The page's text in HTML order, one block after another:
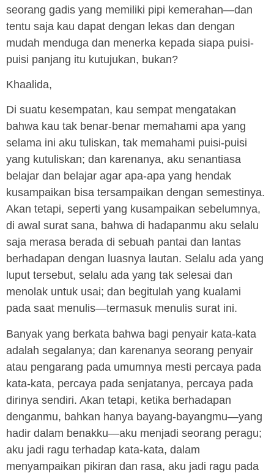
seorang gadis yang memiliki pipi kemerahan—dan
tentu saja kau dapat dengan lekas dan dengan
mudah menduga dan menerka kepada siapa puisi-
puisi panjang itu kutujukan, bukan?
Khaalida,
Di suatu kesempatan, kau sempat mengatakan
bahwa kau tak benar-benar memahami apa yang
selama ini aku tuliskan, tak memahami puisi-puisi
yang kutuliskan; dan karenanya, aku senantiasa
belajar dan belajar agar apa-apa yang hendak
kusampaikan bisa tersampaikan dengan semestinya.
Akan tetapi, seperti yang kusampaikan sebelumnya,
di awal surat sana, bahwa di hadapanmu aku selalu
saja merasa berada di sebuah pantai dan lantas
berhadapan dengan luasnya lautan. Selalu ada yang
luput tersebut, selalu ada yang tak selesai dan
menolak untuk usai; dan begitulah yang kualami
pada saat menulis—termasuk menulis surat ini.
Banyak yang berkata bahwa bagi penyair kata-kata
adalah segalanya; dan karenanya seorang penyair
atau pengarang pada umumnya mesti percaya pada
kata-kata, percaya pada senjatanya, percaya pada
dirinya sendiri. Akan tetapi, ketika berhadapan
denganmu, bahkan hanya bayang-bayangmu—yang
hadir dalam benakku—aku menjadi seorang peragu;
aku jadi ragu terhadap kata-kata, dalam
menyampaikan pikiran dan rasa, aku jadi ragu pada